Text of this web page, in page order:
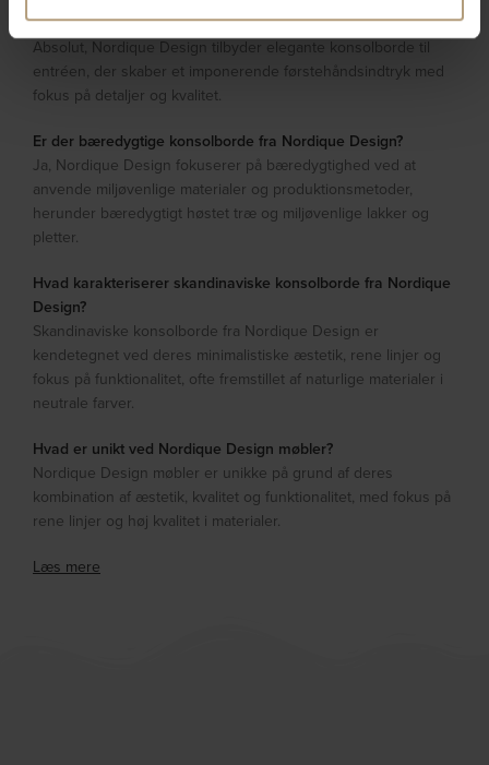
Er der elegante konsolborde til entréen fra Nordique Design?
Absolut, Nordique Design tilbyder elegante konsolborde til
entréen, der skaber et imponerende førstehåndsindtryk med
fokus på detaljer og kvalitet.
Er der bæredygtige konsolborde fra Nordique Design?
Ja, Nordique Design fokuserer på bæredygtighed ved at
anvende miljøvenlige materialer og produktionsmetoder,
herunder bæredygtigt høstet træ og miljøvenlige lakker og
pletter.
Hvad karakteriserer skandinaviske konsolborde fra Nordique
Design?
Skandinaviske konsolborde fra Nordique Design er
kendetegnet ved deres minimalistiske æstetik, rene linjer og
fokus på funktionalitet, ofte fremstillet af naturlige materialer i
neutrale farver.
Hvad er unikt ved Nordique Design møbler?
Nordique Design møbler er unikke på grund af deres
kombination af æstetik, kvalitet og funktionalitet, med fokus på
rene linjer og høj kvalitet i materialer.
Læs mere